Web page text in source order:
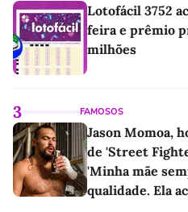
Lotofácil 3752
feira e prêmio
milhões
3 FAMOSOS
Jason Momoa,
de 'Street
'Minha mãe
qualidade. Ela